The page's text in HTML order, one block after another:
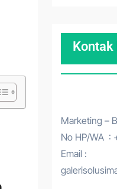
Kontak
Marketing –
No HP/WA :
Email :